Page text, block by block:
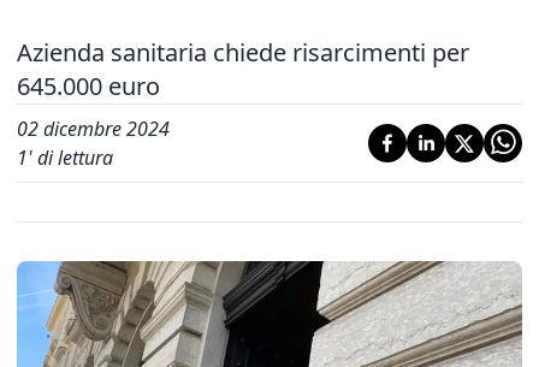
Azienda sanitaria chiede risarcimenti per
645.000 euro
02 dicembre 2024
1' di lettura